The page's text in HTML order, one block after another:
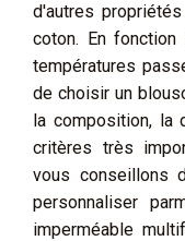
d'autres
coton. En
températures
de choisir un
la composition, la
critères très
vous conseillons
personnaliser
imperméable